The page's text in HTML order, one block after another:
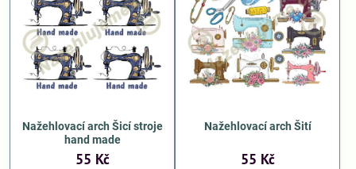
Nažehlovací arch Šicí stroje
hand made
55 Kč
Nažehlovací arch Šití
55 Kč